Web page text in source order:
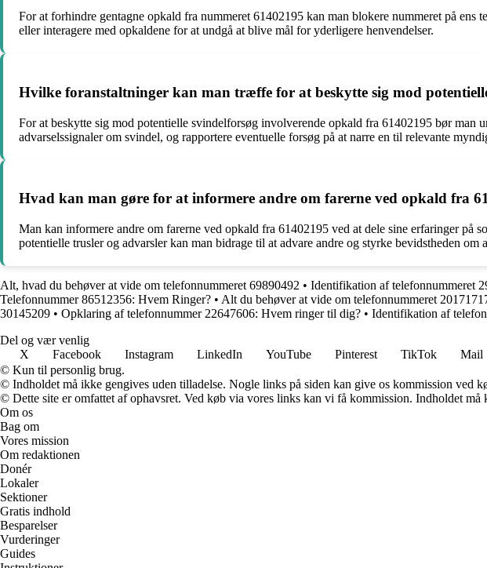
For at forhindre gentagne opkald fra nummeret 61402195 kan man blokere nummeret på
eller interagere med opkaldene for at undgå at blive mål for yderligere henvendelser.
Hvilke foranstaltninger kan man træffe for at beskytte sig mod
For at beskytte sig mod potentielle svindelforsøg involverende opkald fra 61402195 bør
advarselssignaler om svindel, og rapportere eventuelle forsøg på at narre en til relevante
Hvad kan man gøre for at informere andre om farerne ved opkald fra
Man kan informere andre om farerne ved opkald fra 61402195 ved at dele sine erfaringer på
potentielle trusler og advarsler kan man bidrage til at advare andre og styrke bevidstheden
Alt, hvad du behøver at vide om telefonnummeret 69890492 • Identifikation af telefonnummeret
Telefonnummer 86512356: Hvem Ringer? • Alt du behøver at vide om telefonnummeret
30145209 • Opklaring af telefonnummer 22647606: Hvem ringer til dig? • Identifikation af
Del og vær venlig
X
Facebook Instagram LinkedIn YouTube Pinterest TikTok Mail
© Kun til personlig brug.
© Indholdet må ikke gengives uden tilladelse. Nogle links på siden kan give os kommission ved
© Dette site er omfattet af ophavsret. Ved køb via vores links kan vi få kommission. Indholdet må
Om os
Bag om
Vores mission
Om redaktionen
Donér
Lokaler
Sektioner
Gratis indhold
Besparelser
Vurderinger
Guides